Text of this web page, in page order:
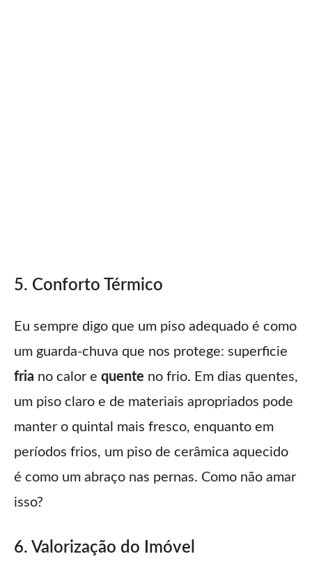
5. Conforto Térmico
Eu sempre digo que um piso adequado é como
um guarda-chuva que nos protege: superficie
fria no calor e quente no frio. Em dias quentes,
um piso claro e de materiais apropriados pode
manter o quintal mais fresco, enquanto em
períodos frios, um piso de cerâmica aquecido
é como um abraço nas pernas. Como não amar
isso?
6. Valorização do Imóvel